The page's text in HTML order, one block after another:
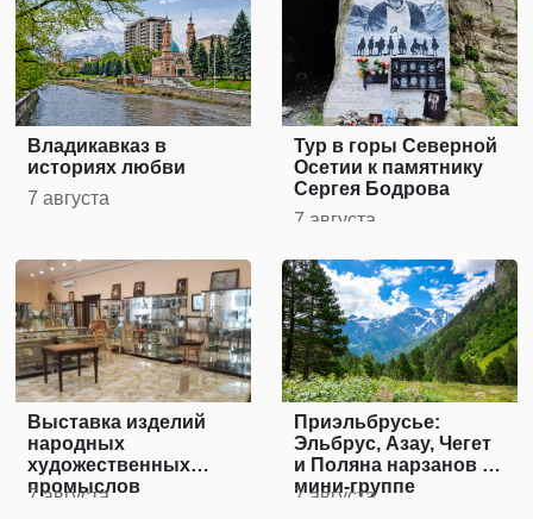
Владикавказ в
историях любви
7 августа
Тур в горы Северной
Осетии к памятнику
Сергея Бодрова
7 августа
Выставка изделий
народных
художественных
промыслов
7 августа
Приэльбрусье:
Эльбрус, Азау, Чегет
и Поляна нарзанов в
мини-группе
7 августа